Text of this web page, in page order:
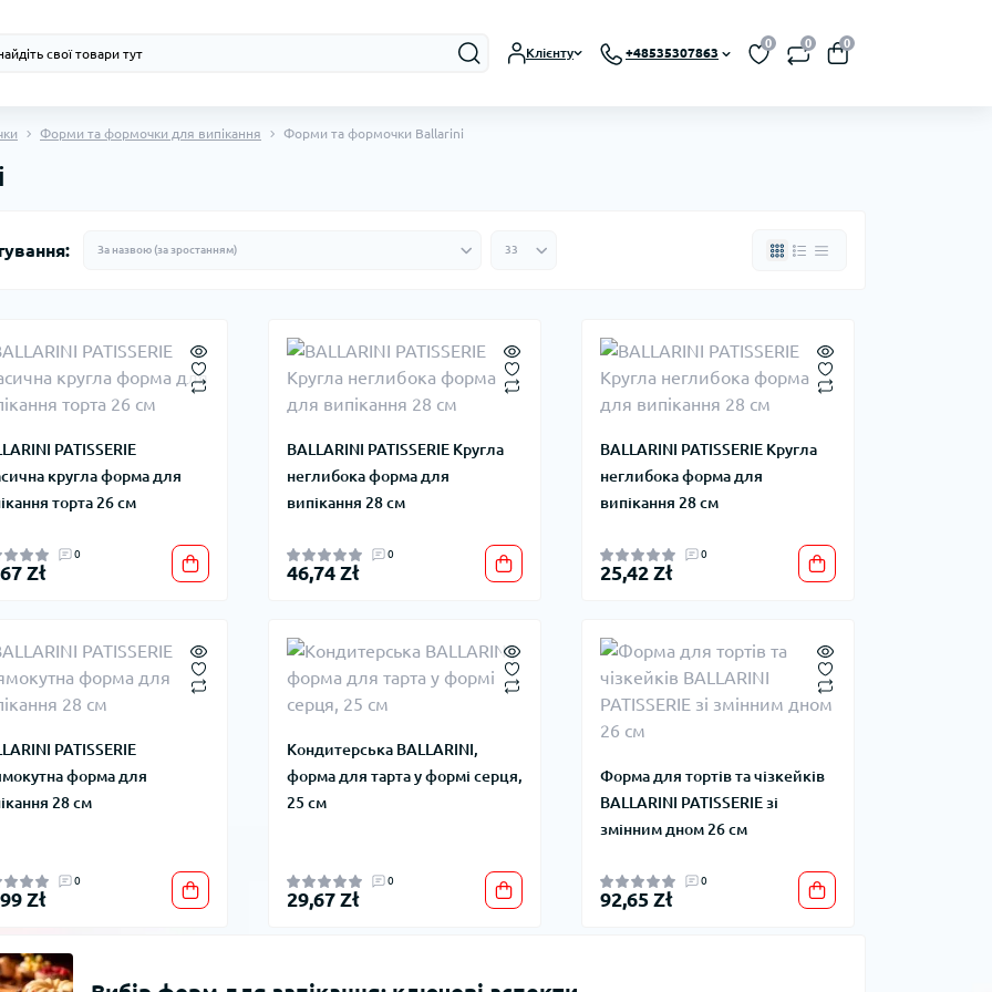
Клієнту +48535307863
0 0 0
Форми та формочки для випікання Форми та формочки Ballarini
PATISSERIE
кругла форма для
торта 26 см
0
Zł
BALLARINI PATISSERIE Кругла
неглибока форма для
випікання 28 см
0
46,74 Zł
BALLARINI PATISSERIE Кругла
неглибока форма для
випікання 28 см
0
25,42 Zł
PATISSERIE
форма для
28 см
0
Zł
Кондитерська BALLARINI,
форма для тарта у формі серця,
25 см
0
29,67 Zł
Форма для тортів та чізкейків
BALLARINI PATISSERIE зі
змінним дном 26 см
0
92,65 Zł